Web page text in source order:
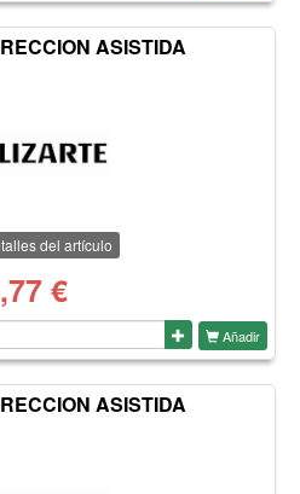
ASISTIDA
del artículo
€
Añadir
ASISTIDA